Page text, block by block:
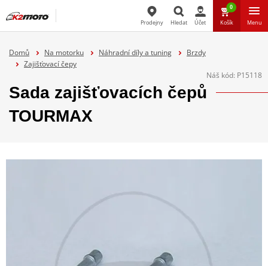
Prodejny Hledat Účet
0
Košík Menu
Domů Na motorku Náhradní díly a tuning
Brzdy
Zajišťovací čepy
Náš kód: P15118
Sada zajišťovacích čepů
TOURMAX